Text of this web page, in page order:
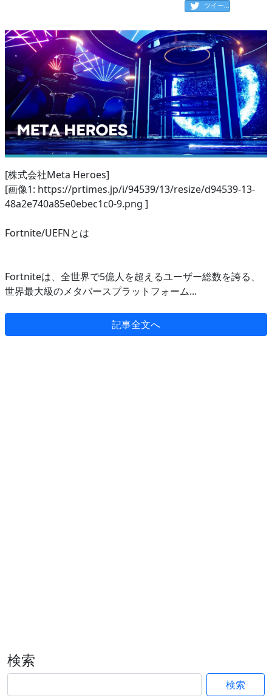
ツイート
[株式会社Meta Heroes]
[画像1: https://prtimes.jp/i/94539/13/resize/d94539-13-
48a2e740a85e0ebec1c0-9.png ]
Fortnite/UEFNとは
Fortniteは、全世界で5億人を超えるユーザー総数を誇る、
世界最大級のメタバースプラットフォーム...
記事全文へ
検索
検索